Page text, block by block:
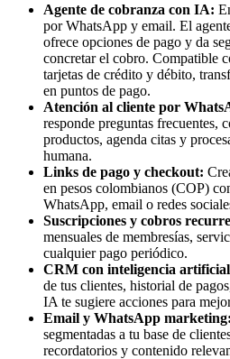
Agente de cobranza con IA:
por WhatsApp y email. El
ofrece opciones de pago y da
concretar el cobro. Compatible
tarjetas de crédito y débito,
en puntos de pago.
Atención al cliente por
responde preguntas frecuentes,
productos, agenda citas y
humana.
Links de pago y checkout:
en pesos colombianos (COP)
WhatsApp, email o redes
Suscripciones y cobros
mensuales de membresías,
cualquier pago periódico.
CRM con inteligencia
de tus clientes, historial de
IA te sugiere acciones para
Email y WhatsApp marketing:
segmentadas a tu base de
recordatorios y contenido